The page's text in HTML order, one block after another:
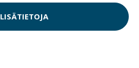
LISÄTIETOJA